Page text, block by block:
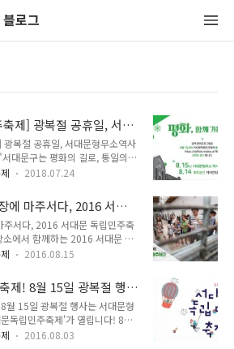
로그
제] 광복절 공휴일, 서대
복절 공휴일, 서대문형무소역사
대문구는 평화의 길로, 통일의
나아갑니다" 광복73주년의 기
기뻐하고 자유와 평화, 민주가
화축제 '2018 서대문 독립민주
전시관 관람과 모든 프로그램을
한 일정과 프로그램 TONG지기
문 독립민주축제 ● 일시 :
참여연극, 체험부스 운영 등 ※..
2018.07.24
에 마주서다, 2016 서대
서다, 2016 서대문 독립민주축
에서 함께하는 2016 서대문 독
셨죠~!? 역사의 현장에서 함께
지한 표정으로 하나 하나 꼼꼼히
슴이 뭉클했어요. 여러분이 있어
현장에 마주선 오늘을 꼭! 기억하
다양한 프로그램~ 내손으로 만
온몸으로 느낄 수 있는 시간이 되
2016.08.15
제! 8월 15일 광복절 행
관에서!
월 15일 광복절 행사는 서대문형
독립민주축제'가 열립니다! 8월
관에서 만나실 수 있는데요. 광
2016.08.03